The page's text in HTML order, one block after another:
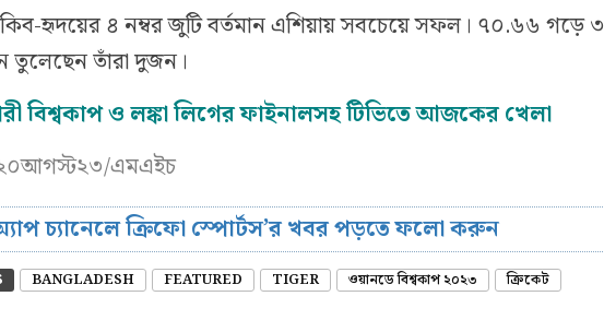
হৃদয়ের ৪ নম্বর জুটি বর্তমান এশিয়ায় সবচেয়ে সফল। ৭০.৬৬ গড়ে ৩
তুলেছেন তাঁরা দুজন।
বিশ্বকাপ ও লঙ্কা লিগের ফাইনালসহ টিভিতে আজকের খেলা
এমএইচ
চ্যানেলে ক্রিফো স্পোর্টস’র খবর পড়তে ফলো করুন
BANGLADESH FEATURED TIGER ওয়ানডে বিশ্বকাপ ২০২৩
ক্রিকেট